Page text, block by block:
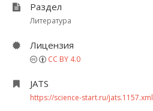
Раздел
Литература
Лицензия
CC BY 4.0
JATS
https://science-start.ru/jats.1157.xml